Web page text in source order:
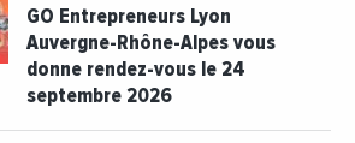
GO Entrepreneurs Lyon
Auvergne-Rhône-Alpes vous
donne rendez-vous le 24
septembre 2026